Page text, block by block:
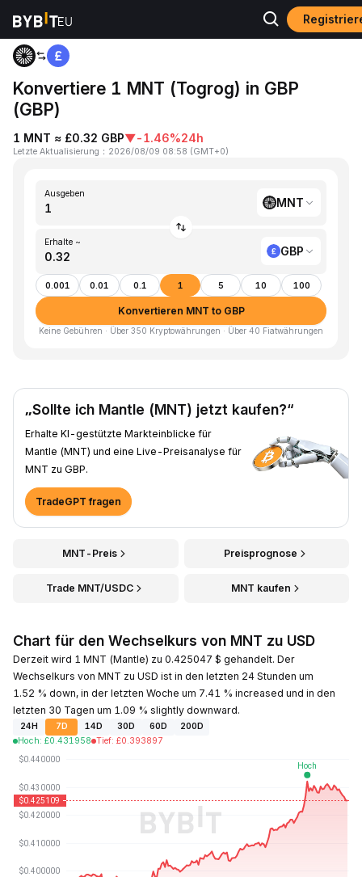
Home MNT to GBP
Konvertiere 1 MNT (Togrog) in GBP
(GBP)
1 MNT ≈ £0.32 GBP▼-1.46%24h
Letzte Aktualisierung ： 2026/08/09 08:58 (GMT+0)
Ausgeben
MNT
Erhalte ~
GBP
0.001 0.01 0.1 1 5 10 100
Konvertieren MNT to GBP
Keine Gebühren · Über 350 Kryptowährungen · Über 40 Fiatwährungen
„Sollte ich Mantle (MNT) jetzt kaufen?“
Erhalte KI-gestützte Markteinblicke für
Mantle (MNT) und eine Live-Preisanalyse für
MNT zu GBP.
TradeGPT fragen
MNT-Preis Preisprognose
Trade MNT/USDC MNT kaufen
Chart für den Wechselkurs von MNT zu USD
Derzeit wird 1 MNT (Mantle) zu 0.425047 $ gehandelt. Der
Wechselkurs von MNT zu USD ist in den letzten 24 Stunden um
1.52 % down, in der letzten Woche um 7.41 % increased und in den
letzten 30 Tagen um 1.09 % slightly downward.
24H 7D 14D 30D 60D
200D
Hoch: £0.431958 Tief: £0.393897